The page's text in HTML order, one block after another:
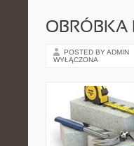
OBRÓBKA
POSTED BY ADMIN
WYŁĄCZONA